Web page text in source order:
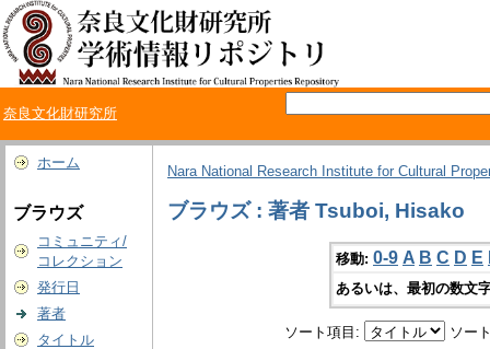
奈良文化財研究所
ホーム
ブラウズ
コミュニティ/
コレクション
発行日
著者
タイトル
Nara National Research Institute for Cultural
ブラウズ : 著者 Tsuboi, Hisako
移動: 0-9 A B C D E
あるいは、最初の数文
ソート項目: ソー